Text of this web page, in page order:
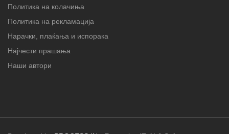
Политика на колачиња
Политика на рекламација
Нарачки, плаќања и испорака
Најчести прашања
Наши автори